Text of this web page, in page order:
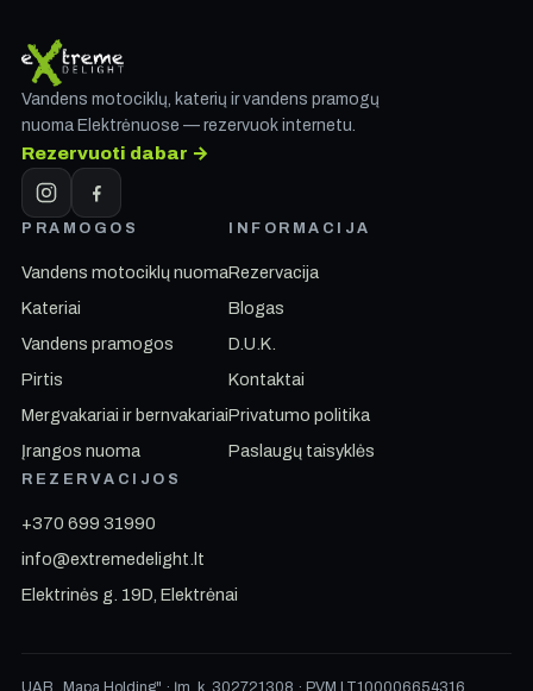
Vandens motociklų, katerių ir vandens pramogų
nuoma Elektrėnuose — rezervuok internetu.
Rezervuoti dabar →
PRAMOGOS
Vandens motociklų nuoma
Kateriai
Vandens pramogos
Pirtis
Mergvakariai ir bernvakariai
Įrangos nuoma
INFORMACIJA
Rezervacija
Blogas
D.U.K.
Kontaktai
Privatumo politika
Paslaugų taisyklės
REZERVACIJOS
+370 699 31990
info@extremedelight.lt
Elektrinės g. 19D, Elektrėnai
UAB „Mapa Holding" · Įm. k. 302721308 · PVM LT100006654316